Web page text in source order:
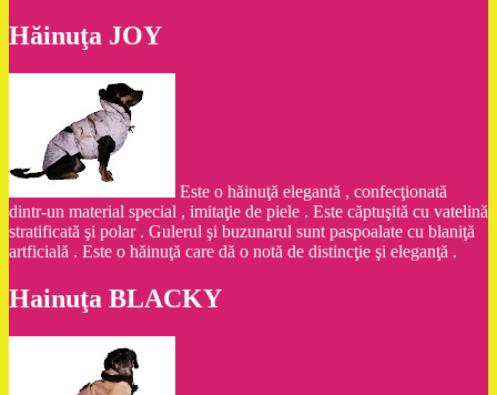
Hăinuţa JOY
Este o hăinuţă elegantă , confecţionată
dintr-un material special , imitaţie de piele . Este căptuşită cu vatelină
stratificată şi polar . Gulerul şi buzunarul sunt paspoalate cu blaniţă
artficială . Este o hăinuţă care dă o notă de distincţie şi eleganţă .
Hainuţa BLACKY